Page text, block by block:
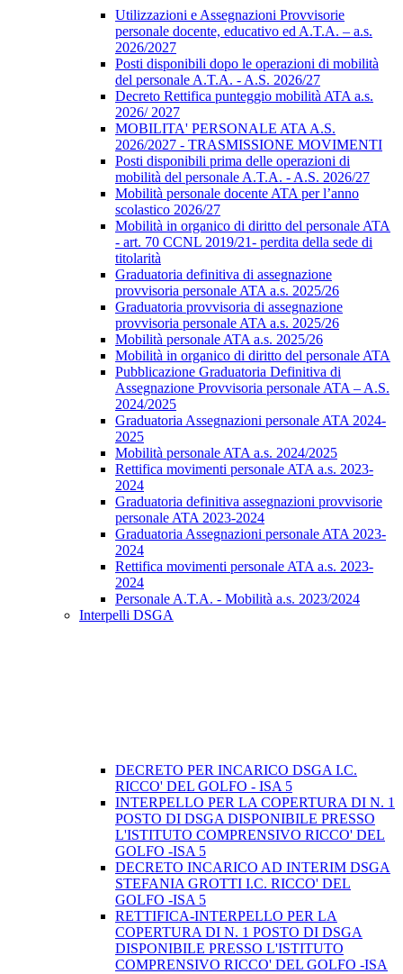
Utilizzazioni e Assegnazioni Provvisorie
personale docente, educativo ed A.T.A. – a.s.
2026/2027
Posti disponibili dopo le operazioni di mobilità
del personale A.T.A. - A.S. 2026/27
Decreto Rettifica punteggio mobilità ATA a.s.
2026/ 2027
MOBILITA' PERSONALE ATA A.S.
2026/2027 - TRASMISSIONE MOVIMENTI
Posti disponibili prima delle operazioni di
mobilità del personale A.T.A. - A.S. 2026/27
Mobilità personale docente ATA per l’anno
scolastico 2026/27
Mobilità in organico di diritto del personale ATA
- art. 70 CCNL 2019/21- perdita della sede di
titolarità
Graduatoria definitiva di assegnazione
provvisoria personale ATA a.s. 2025/26
Graduatoria provvisoria di assegnazione
provvisoria personale ATA a.s. 2025/26
Mobilità personale ATA a.s. 2025/26
Mobilità in organico di diritto del personale ATA
Pubblicazione Graduatoria Definitiva di
Assegnazione Provvisoria personale ATA – A.S.
2024/2025
Graduatoria Assegnazioni personale ATA 2024-
2025
Mobilità personale ATA a.s. 2024/2025
Rettifica movimenti personale ATA a.s. 2023-
2024
Graduatoria definitiva assegnazioni provvisorie
personale ATA 2023-2024
Graduatoria Assegnazioni personale ATA 2023-
2024
Rettifica movimenti personale ATA a.s. 2023-
2024
Personale A.T.A. - Mobilità a.s. 2023/2024
Interpelli DSGA
DECRETO PER INCARICO DSGA I.C.
RICCO' DEL GOLFO - ISA 5
INTERPELLO PER LA COPERTURA DI N. 1
POSTO DI DSGA DISPONIBILE PRESSO
L'ISTITUTO COMPRENSIVO RICCO' DEL
GOLFO -ISA 5
DECRETO INCARICO AD INTERIM DSGA
STEFANIA GROTTI I.C. RICCO' DEL
GOLFO -ISA 5
RETTIFICA-INTERPELLO PER LA
COPERTURA DI N. 1 POSTO DI DSGA
DISPONIBILE PRESSO L'ISTITUTO
COMPRENSIVO RICCO' DEL GOLFO -ISA